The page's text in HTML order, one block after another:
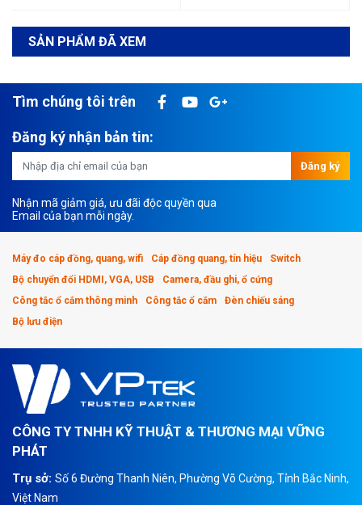
SẢN PHẨM ĐÃ XEM
Tìm chúng tôi trên
Đăng ký nhận bản tin:
Đăng ký
Nhận mã giảm giá, ưu đãi độc quyền qua
Email của bạn mỗi ngày.
Máy đo cáp đồng, quang, wifi Cáp đồng quang, tín hiệu
Switch
Bộ chuyển đổi HDMI, VGA, USB
Camera, đầu ghi, ổ cứng
Công tắc ổ cắm thông minh
Công tắc ổ cắm
Đèn chiếu sáng
Bộ lưu điện
CÔNG TY TNHH KỸ THUẬT & THƯƠNG MẠI VỮNG
PHÁT
Trụ sở: Số 6 Đường Thanh Niên, Phường Võ Cường, Tỉnh Bắc Ninh,
Việt Nam